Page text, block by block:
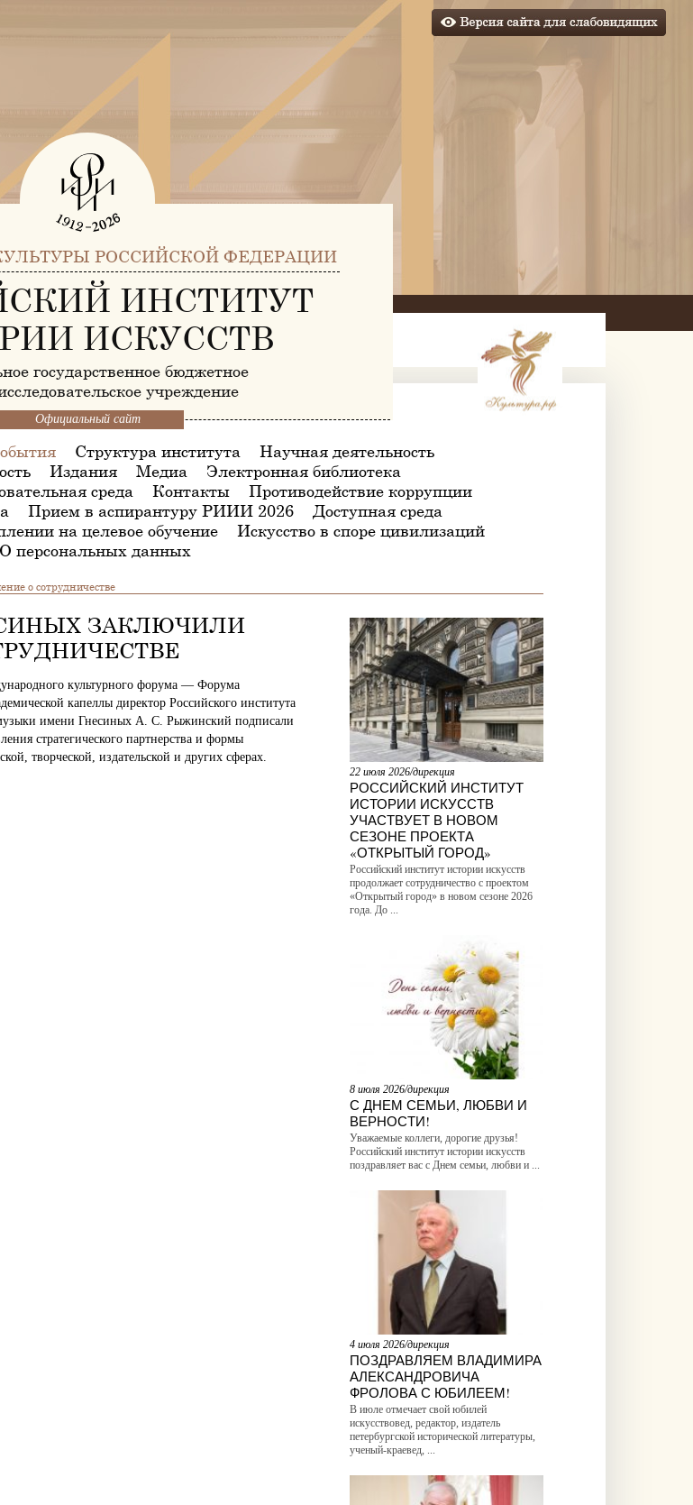
РОССИЙСКОЙ ФЕДЕРАЦИИ
ИНСТИТУТ
ИСКУССТВ
государственное бюджетное
учреждение
Официальный сайт
Структура института
Научная деятельность
Издания Медиа
Электронная библиотека
среда
Контакты
Противодействие коррупции
Прием в аспирантуру РИИИ 2026
Доступная среда
на целевое обучение
Искусство в споре цивилизаций
О персональных данных
о сотрудничестве
22 июля 2026/дирекция
РОССИЙСКИЙ ИНСТИТУТ
ИСТОРИИ ИСКУССТВ
УЧАСТВУЕТ В НОВОМ
СЕЗОНЕ ПРОЕКТА
«ОТКРЫТЫЙ ГОРОД»
Российский институт истории искусств
продолжает сотрудничество с проектом
«Открытый город» в новом сезоне 2026
года. До ...
8 июля 2026/дирекция
С ДНЕМ СЕМЬИ, ЛЮБВИ И
ВЕРНОСТИ!
Уважаемые коллеги, дорогие друзья!
Российский институт истории искусств
поздравляет вас с Днем семьи, любви и ...
4 июля 2026/дирекция
ПОЗДРАВЛЯЕМ ВЛАДИМИРА
АЛЕКСАНДРОВИЧА
ФРОЛОВА С ЮБИЛЕЕМ!
В июле отмечает свой юбилей
искусствовед, редактор, издатель
петербургской исторической литературы,
ученый-краевед, ...
ЗАКЛЮЧИЛИ
культурного форума — Форума
капеллы директор Российского института
имени Гнесиных А. С. Рыжинский подписали
стратегического партнерства и формы
творческой, издательской и других сферах.